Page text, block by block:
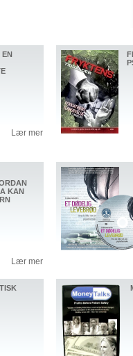
EN
Lær mer
KAN
Lær mer